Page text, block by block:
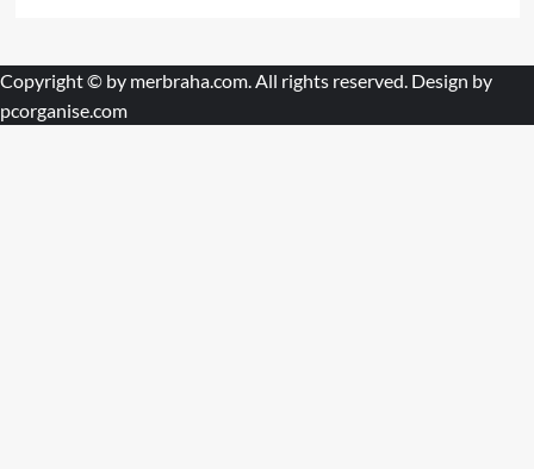
Copyright © by merbraha.com . All rights reserved. Design by
pcorganise.com